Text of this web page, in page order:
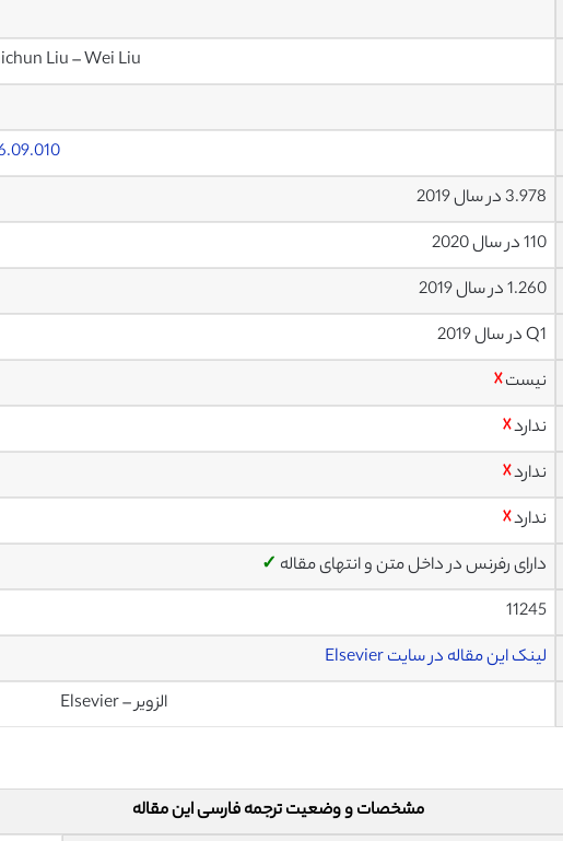
Liu – Wei Liu
3.978 در سال 2019
110 در سال 2020
1.260 در سال 2019
Q1 در سال 2019
نیست☓
ندارد☓
ندارد☓
ندارد☓
دارای رفرنس در داخل متن و انتهای مقاله ✓
11245
لینک این مقاله در سایت Elsevier
الزویر – Elsevier
مشخصات و وضعیت ترجمه فارسی این مقاله